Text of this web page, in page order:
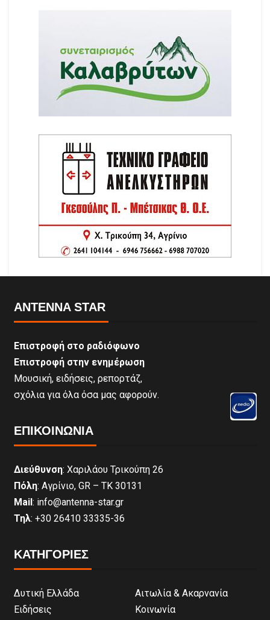
ANTENNA STAR
Επιστροφή στο ραδιόφωνο
Επιστροφή στην ενημέρωση
Μουσική, ειδήσεις, ρεπορτάζ,
σχόλια για όλα όσα μας αφορούν.
ΕΠΙΚΟΙΝΩΝΊΑ
Διεύθυνση: Χαριλάου Τρικούπη 26
Πόλη: Αγρίνιο, GR – ΤΚ 30131
Mail: info@antenna-star.gr
Τηλ: +30 26410 33335-36
ΚΑΤΗΓΟΡΙΕΣ
Δυτική Ελλάδα
Αιτωλία & Ακαρνανία
Ειδήσεις
Κοινωνία